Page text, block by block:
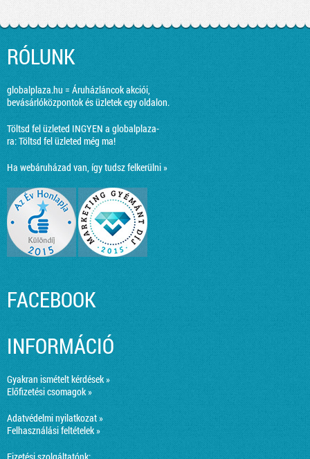
RÓLUNK
globalplaza.hu = Áruházláncok akciói,
bevásárlóközpontok és üzletek egy oldalon.
Töltsd fel üzleted INGYEN a globalplaza-
ra:Töltsd fel üzleted még ma!
Ha webáruházad van, így tudsz felkerülni »
FACEBOOK
INFORMÁCIÓ
Gyakran ismételt kérdések »
Előfizetési csomagok »
Adatvédelmi nyilatkozat »
Felhasználási feltételek »